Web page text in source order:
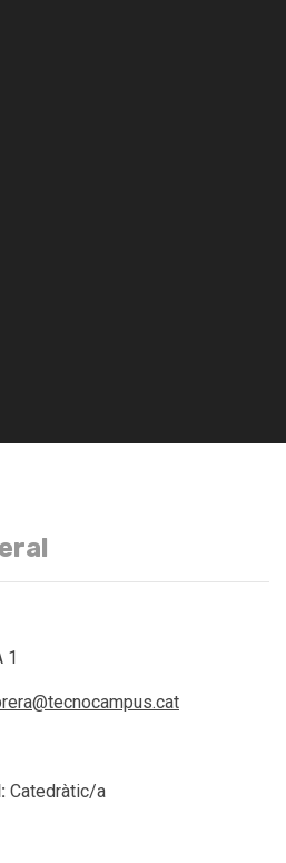
1
Catedràtic/a